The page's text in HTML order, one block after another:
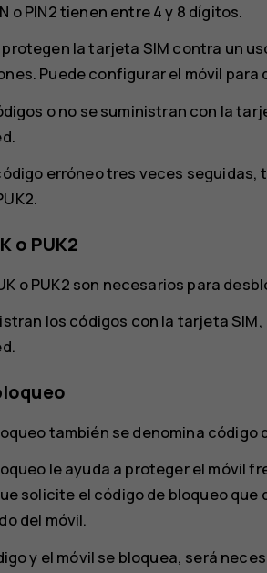
o PIN2 tienen entre 4 y 8 dígitos.
la tarjeta SIM contra un
Puede configurar el móvil para
o no se suministran con la
erróneo tres veces
o PUK2
o PUK2 son necesarios para
los códigos con la tarjeta
también se denomina código
le ayuda a proteger el móvil
solicite el código de bloqueo
del móvil.
y el móvil se bloquea, será